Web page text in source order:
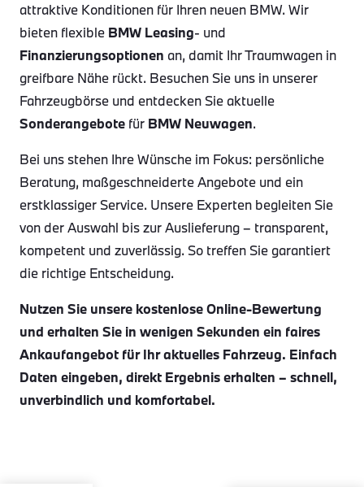
attraktive Konditionen für Ihren neuen BMW. Wir
bieten flexible BMW Leasing- und
Finanzierungsoptionen an, damit Ihr Traumwagen in
greifbare Nähe rückt. Besuchen Sie uns in unserer
Fahrzeugbörse und entdecken Sie aktuelle
Sonderangebote für BMW Neuwagen.
Bei uns stehen Ihre Wünsche im Fokus: persönliche
Beratung, maßgeschneiderte Angebote und ein
erstklassiger Service. Unsere Experten begleiten Sie
von der Auswahl bis zur Auslieferung – transparent,
kompetent und zuverlässig. So treffen Sie garantiert
die richtige Entscheidung.
Nutzen Sie unsere kostenlose Online-Bewertung
und erhalten Sie in wenigen Sekunden ein faires
Ankaufangebot für Ihr aktuelles Fahrzeug. Einfach
Daten eingeben, direkt Ergebnis erhalten – schnell,
unverbindlich und komfortabel.